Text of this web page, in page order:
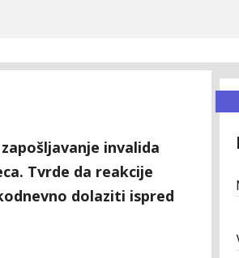
invalida
Tvrde da reakcije
dolaziti ispred